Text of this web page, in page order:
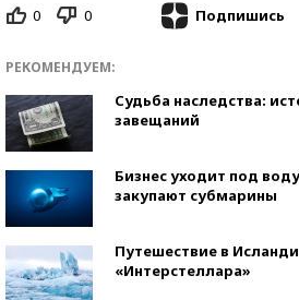
0 0 Подпишись
РЕКОМЕНДУЕМ:
Судьба наследства:
завещаний
Бизнес уходит под
закупают субмарины
Путешествие в
«Интерстеллара»